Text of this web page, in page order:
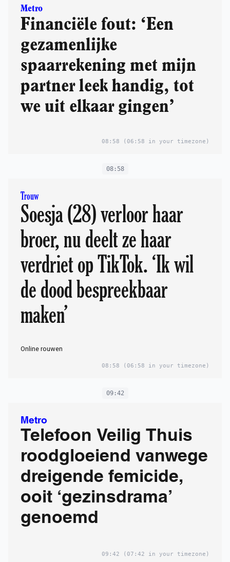
Metro
Financiële fout: ‘Een
gezamenlijke
spaarrekening met mijn
partner leek handig, tot
we uit elkaar gingen’
08:58 (06:58 in your timezone)
08:58
Trouw
Soesja (28) verloor haar
broer, nu deelt ze haar
verdriet op TikTok. ‘Ik wil
de dood bespreekbaar
maken’
Online rouwen
08:58 (06:58 in your timezone)
09:42
Metro
Telefoon Veilig Thuis
roodgloeiend vanwege
dreigende femicide,
ooit ‘gezinsdrama’
genoemd
09:42 (07:42 in your timezone)